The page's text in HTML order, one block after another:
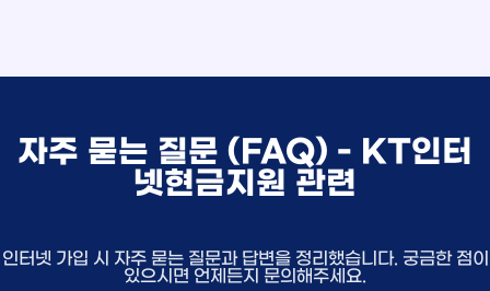
자주 묻는 질문 (FAQ) - KT인터
넷현금지원 관련
인터넷 가입 시 자주 묻는 질문과 답변을 정리했습니다. 궁금한 점이
있으시면 언제든지 문의해주세요.